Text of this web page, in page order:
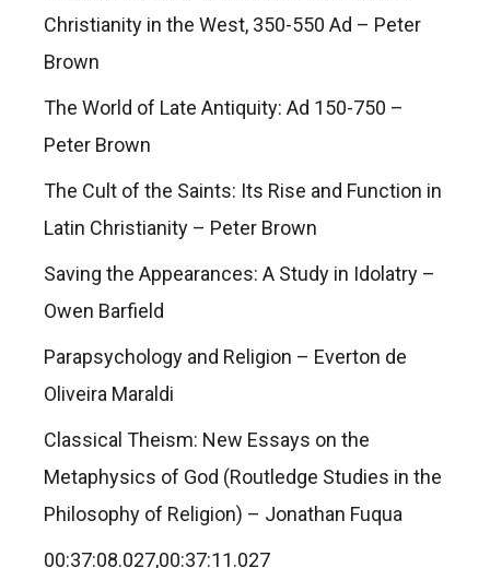
Christianity in the West, 350-550 Ad – Peter
Brown
The World of Late Antiquity: Ad 150-750 –
Peter Brown
The Cult of the Saints: Its Rise and Function in
Latin Christianity – Peter Brown
Saving the Appearances: A Study in Idolatry –
Owen Barfield
Parapsychology and Religion – Everton de
Oliveira Maraldi
Classical Theism: New Essays on the
Metaphysics of God (Routledge Studies in the
Philosophy of Religion) – Jonathan Fuqua
00:37:08.027,00:37:11.027